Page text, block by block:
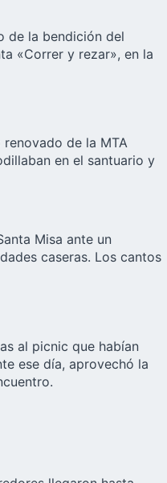
de la bendición del
«Correr y rezar», en la
de la MTA
en el santuario y
Misa ante un
caseras. Los cantos
al picnic que habían
ese día, aprovechó la